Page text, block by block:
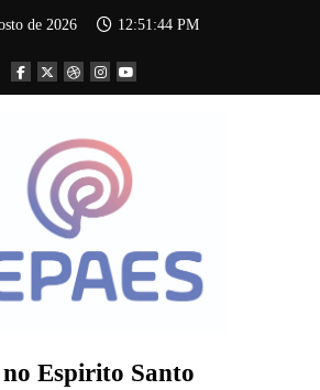
de 2026 12:51:44 PM
Espirito Santo